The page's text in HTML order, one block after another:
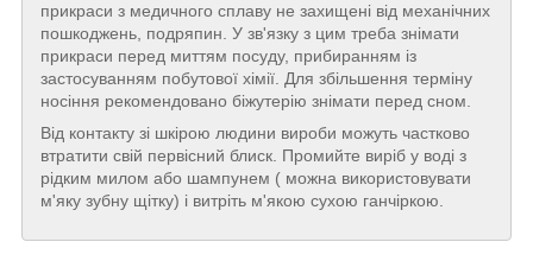
прикраси з медичного сплаву не захищені від механічних
пошкоджень, подряпин. У зв'язку з цим треба знімати
прикраси перед миттям посуду, прибиранням із
застосуванням побутової хімії. Для збільшення терміну
носіння рекомендовано біжутерію знімати перед сном.
Від контакту зі шкірою людини вироби можуть частково
втратити свій первісний блиск. Промийте виріб у воді з
рідким милом або шампунем ( можна використовувати
м'яку зубну щітку) і витріть м'якою сухою ганчіркою.